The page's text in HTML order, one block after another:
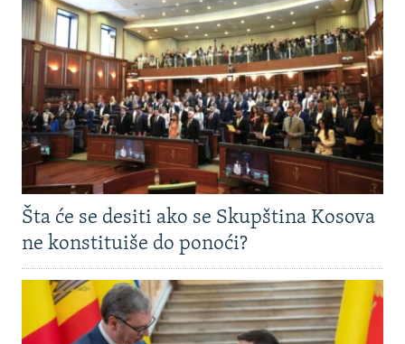
NASTANAK I RASPAD JUGOSLAVIJE
Šta će se desiti ako se Skupština Kosova
ne konstituiše do ponoći?